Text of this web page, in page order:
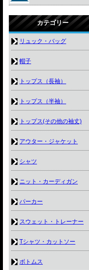
カテゴリー
リュック・バッグ
帽子
トップス（長袖）
トップス（半袖）
トップス(その他の袖丈)
アウター・ジャケット
シャツ
ニット・カーディガン
パーカー
スウェット・トレーナー
Tシャツ・カットソー
ボトムス